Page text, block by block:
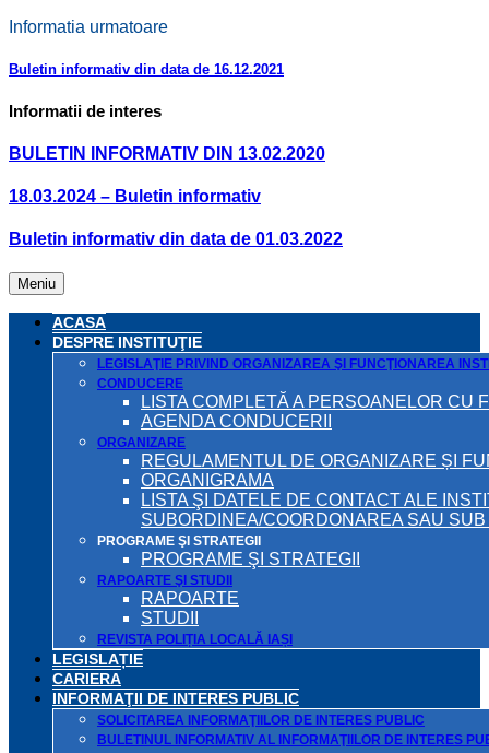
Informatia urmatoare
Buletin informativ din data de 16.12.2021
Informatii de interes
BULETIN INFORMATIV DIN 13.02.2020
18.03.2024 – Buletin informativ
Buletin informativ din data de 01.03.2022
Meniu
ACASA
DESPRE INSTITUŢIE
LEGISLAŢIE PRIVIND ORGANIZAREA ŞI FUNCŢIONAREA
CONDUCERE
LISTA COMPLETĂ A PERSOANELOR CU
AGENDA CONDUCERII
ORGANIZARE
REGULAMENTUL DE ORGANIZARE ȘI
ORGANIGRAMA
LISTA ŞI DATELE DE CONTACT ALE
SUBORDINEA/COORDONAREA SAU
PROGRAME ŞI STRATEGII
PROGRAME ŞI STRATEGII
RAPOARTE ŞI STUDII
RAPOARTE
STUDII
REVISTA POLIȚIA LOCALĂ IAȘI
LEGISLAȚIE
CARIERA
INFORMAŢII DE INTERES PUBLIC
SOLICITAREA INFORMAŢIILOR DE INTERES PUBLIC
BULETINUL INFORMATIV AL INFORMAŢIILOR DE INTERES